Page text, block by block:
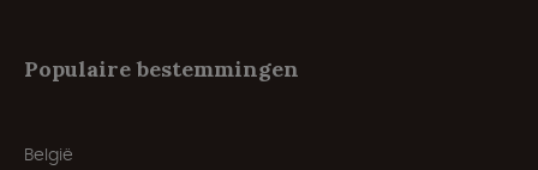
Populaire bestemmingen
België